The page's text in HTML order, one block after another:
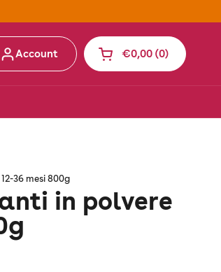
Account Apri carrello
Carrello Totale:
€0,00 0
prodotti nel
36 mesi 800g
in polvere